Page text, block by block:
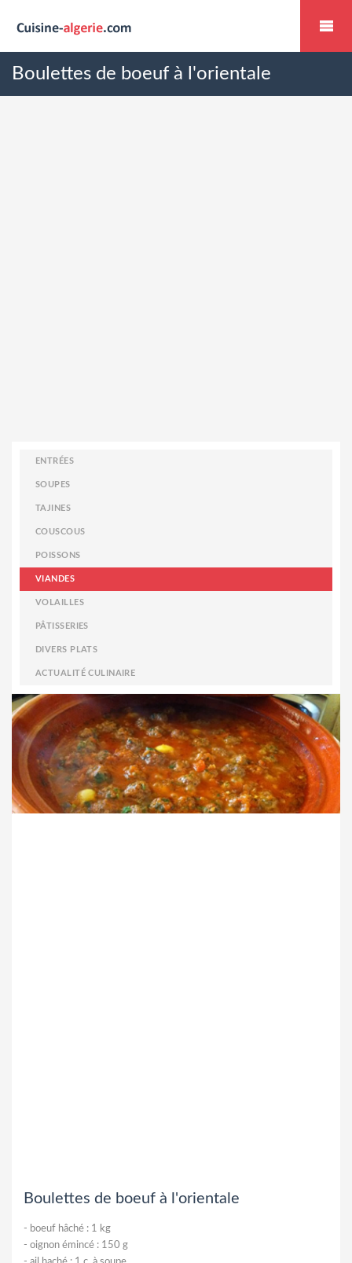
Boulettes de boeuf à l'orientale
ENTRÉES
SOUPES
TAJINES
COUSCOUS
POISSONS
VIANDES
VOLAILLES
PÂTISSERIES
DIVERS PLATS
ACTUALITÉ CULINAIRE
Boulettes de boeuf à l'orientale
- boeuf hâché : 1 kg
- oignon émincé : 150 g